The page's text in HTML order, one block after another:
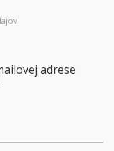
adrese